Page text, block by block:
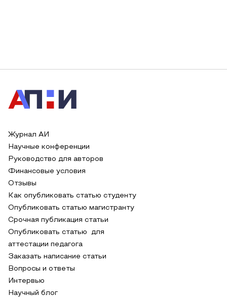
Журнал АИ
Научные конференции
Руководство для авторов
Финансовые условия
Отзывы
Как опубликовать статью студенту
Опубликовать статью магистранту
Срочная публикация статьи
Опубликовать статью для
аттестации педагога
Заказать написание статьи
Вопросы и ответы
Интервью
Научный блог